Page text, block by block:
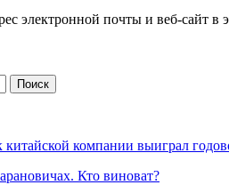
электронной почты и веб-сайт в
китайской компании выиграл
Кто виноват?